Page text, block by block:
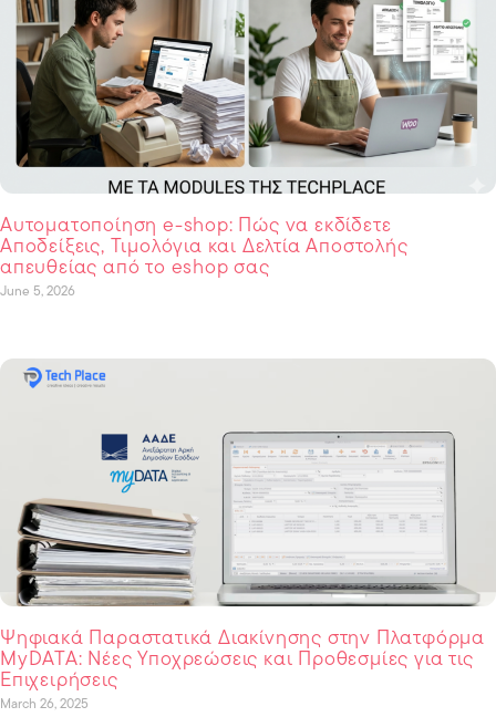
Αυτοματοποίηση e-shop: Πώς να εκδίδετε
Αποδείξεις, Τιμολόγια και Δελτία Αποστολής
απευθείας από το eshop σας
June 5, 2026
Ψηφιακά Παραστατικά Διακίνησης στην Πλατφόρμα
MyDATA: Νέες Υποχρεώσεις και Προθεσμίες για τις
Επιχειρήσεις
March 26, 2025